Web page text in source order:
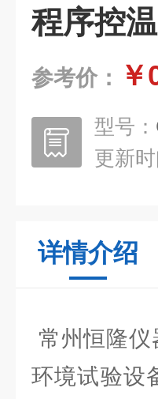
程序控
参考价： ￥
型号：
更新时
详情介绍
常州恒隆
环境试验设